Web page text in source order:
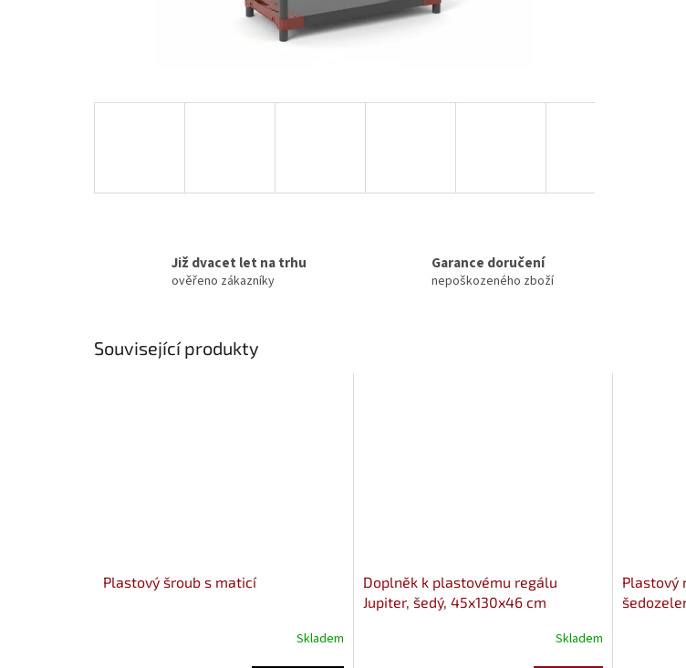
Již dvacet let na trhu
ověřeno zákazníky
Garance doručení
nepoškozeného zboží
Související produkty
Plastový šroub s maticí
Skladem
Doplněk k plastovému regálu
Jupiter, šedý, 45x130x46 cm
Skladem
Plastový